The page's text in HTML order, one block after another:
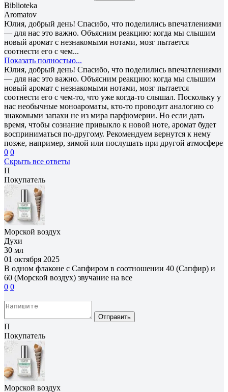
Biblioteka
Aromatov
Юлия, добрый день! Спасибо, что поделились впечатлениями
— для нас это важно. Объясним реакцию: когда мы слышим
новый аромат с незнакомыми нотами, мозг пытается
соотнести его с чем...
Показать полностью...
Юлия, добрый день! Спасибо, что поделились впечатлениями
— для нас это важно. Объясним реакцию: когда мы слышим
новый аромат с незнакомыми нотами, мозг пытается
соотнести его с чем-то, что уже когда-то слышал. Поскольку у
нас необычные моноароматы, кто-то проводит аналогию со
знакомыми запахи не из мира парфюмерии. Но если дать
время, чтобы сознание привыкло к новой ноте, аромат будет
восприниматься по-другому. Рекомендуем вернутся к нему
позже, например, зимой или послушать при другой атмосфере
0 0
Скрыть все ответы
П
Покупатель
Морской воздух
Духи
30 мл
01 октября 2025
В одном флаконе с Сапфиром в соотношении 40 (Сапфир) и
60 (Морской воздух) звучание на все
0 0
Отправить
П
Покупатель
Морской воздух